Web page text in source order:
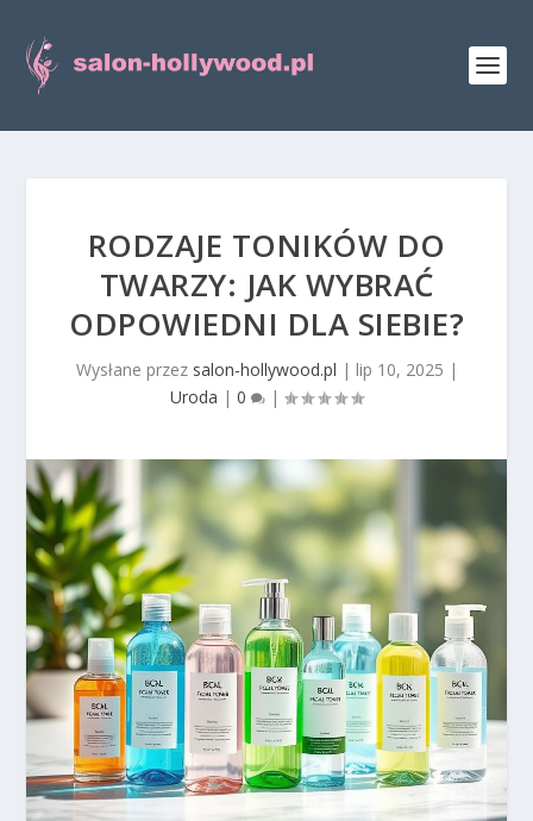
RODZAJE TONIKÓW DO
TWARZY: JAK WYBRAĆ
ODPOWIEDNI DLA SIEBIE?
Wysłane przez salon-hollywood.pl | lip 10, 2025 |
Uroda | 0 |